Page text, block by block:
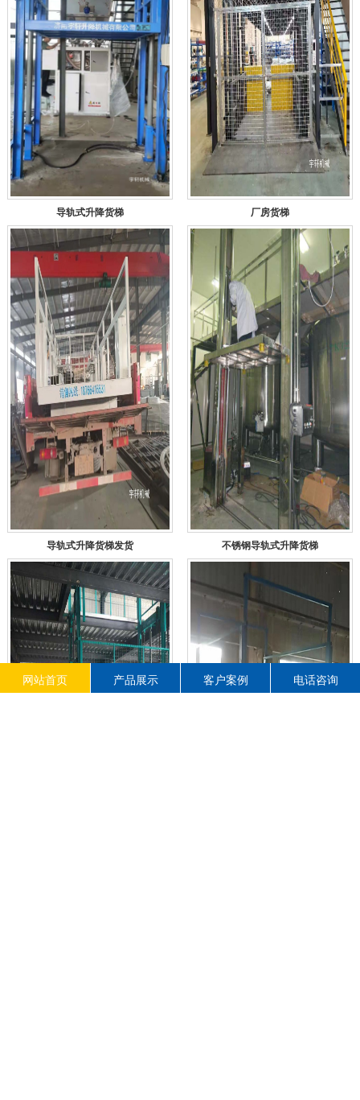
导轨式升降货梯 厂房货梯
导轨式升降货梯发货 不锈钢导轨式升降货梯
网站首页 产品展示 客户案例 电话咨询